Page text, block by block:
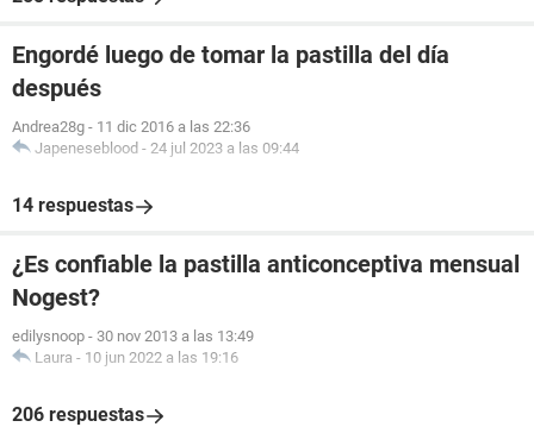
Engordé luego de tomar la pastilla del día
después
Andrea28g - 11 dic 2016 a las 22:36
Japeneseblood - 24 jul 2023 a las 09:44
14 respuestas
¿Es confiable la pastilla anticonceptiva mensual
Nogest?
edilysnoop - 30 nov 2013 a las 13:49
Laura - 10 jun 2022 a las 19:16
206 respuestas